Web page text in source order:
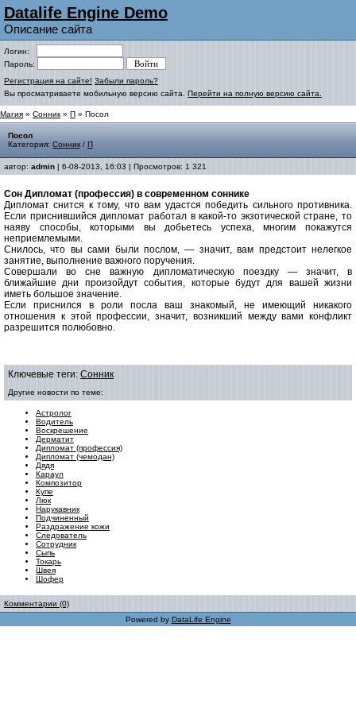
Datalife Engine Demo
Описание сайта
Логин:
Пароль:
Регистрация на сайте! Забыли пароль?
Вы просматриваете мобильную версию сайта. Перейти на полную версию сайта.
Магия » Сонник » П » Посол
Посол
Категория: Сонник / П
автор: admin | 6-08-2013, 16:03 | Просмотров: 1 321
Сон Дипломат (профессия) в современном соннике
Дипломат снится к тому, что вам удастся победить сильного противника.
Если приснившийся дипломат работал в какой-то экзотической стране, то
наяву способы, которыми вы добьетесь успеха, многим покажутся
неприемлемыми.
Снилось, что вы сами были послом, — значит, вам предстоит нелегкое
занятие, выполнение важного поручения.
Совершали во сне важную дипломатическую поездку — значит, в
ближайшие дни произойдут события, которые будут для вашей жизни
иметь большое значение.
Если приснился в роли посла ваш знакомый, не имеющий никакого
отношения к этой профессии, значит, возникший между вами конфликт
разрешится полюбовно.
Ключевые теги: Сонник
Другие новости по теме:
Астролог
Водитель
Воскрешение
Дерматит
Дипломат (профессия)
Дипломат (чемодан)
Дядя
Караул
Композитор
Купе
Люк
Нарукавник
Подчиненный
Раздражение кожи
Следователь
Сотрудник
Сыпь
Токарь
Швея
Шофер
Комментарии (0)
Powered by DataLife Engine